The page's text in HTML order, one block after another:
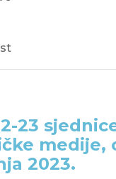
23
medije,
2023.